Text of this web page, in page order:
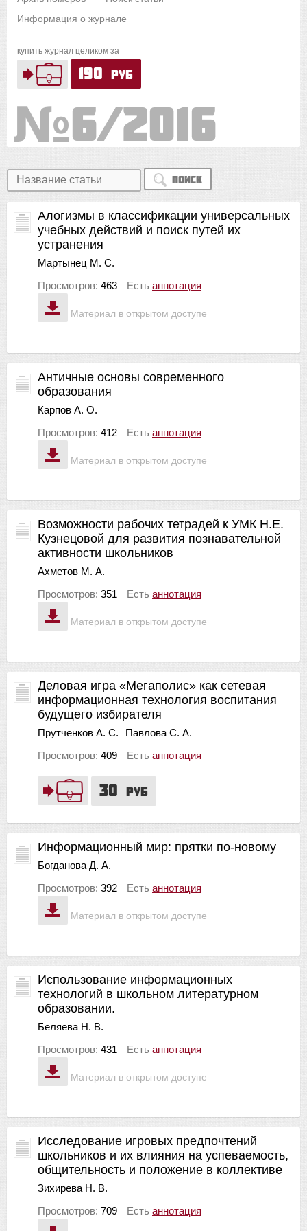
Информация о журнале
купить журнал целиком за
190 руб
6/2016
Поиск
Материал в открытом доступе
Алогизмы в классификации универсальных
учебных действий и поиск путей их
устранения
Мартынец М. С.
Просмотров: 463 Есть аннотация
Материал в открытом доступе
Античные основы современного
образования
Карпов А. О.
Просмотров: 412 Есть аннотация
Материал в открытом доступе
Возможности рабочих тетрадей к УМК Н.Е.
Кузнецовой для развития познавательной
активности школьников
Ахметов М. А.
Просмотров: 351 Есть аннотация
30 руб
Деловая игра «Мегаполис» как сетевая
информационная технология воспитания
будущего избирателя
Прутченков А. С.
Павлова С. А.
Просмотров: 409 Есть аннотация
Материал в открытом доступе
Информационный мир: прятки по-новому
Богданова Д. А.
Просмотров: 392 Есть аннотация
Материал в открытом доступе
Использование информационных
технологий в школьном литературном
образовании.
Беляева Н. В.
Просмотров: 431 Есть аннотация
Исследование игровых предпочтений
школьников и их влияния на успеваемость,
общительность и положение в коллективе
Зихирева Н. В.
Просмотров: 709 Есть аннотация